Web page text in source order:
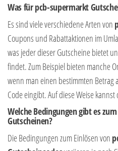
Was für pcb-supermarkt
Es sind viele verschiedene Arten von
Coupons und Rabattaktionen im
was jeder dieser Gutscheine bietet
findet. Zum Beispiel bieten manche
wenn man einen bestimmten Betrag
Code eingibt. Auf diese Weise
Welche Bedingungen gibt es
Gutscheinen?
Die Bedingungen zum Einlösen von